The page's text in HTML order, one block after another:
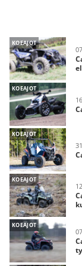
KOEAJOT
KOEAJOT
KOEAJOT
KOEAJOT
KOEAJOT